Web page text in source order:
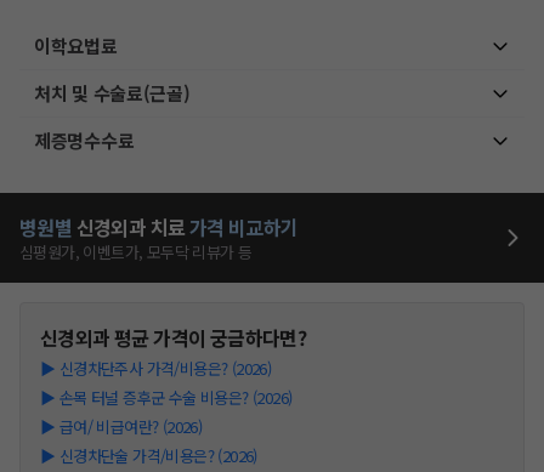
이학요법료
처치 및 수술료(근골)
제증명수수료
병원별 신경외과 치료가격 비교하기
심평원가, 이벤트가, 모두닥 리뷰가 등
신경외과평균 가격이 궁금하다면?
▶ 신경차단주사 가격/비용은? (2026)
▶ 손목 터널 증후군 수술 비용은? (2026)
▶ 급여/ 비급여란? (2026)
▶ 신경차단술 가격/비용은? (2026)